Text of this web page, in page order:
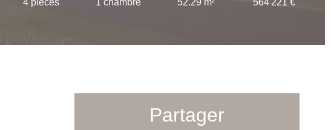
4 pièces 1 chambre 52.29 m² 564 221 €
Partager